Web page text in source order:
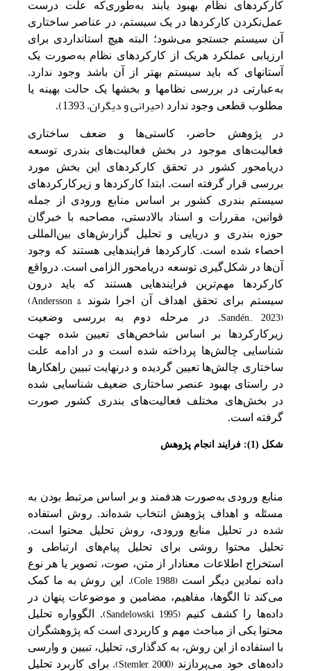
کارکردهای نظام بهبود یابند به‌طوری‌که علت درست
عمل‌نکردن کارکردها در یک سیستم، در عناصر ساختاری
آن سیستم جستجو می‌شود؛ البته هیچ استانداردی برای
ارزیابی عملکرد هریک از کارکردهای نظام به‌صورت یک
آستانه­ای که باید سیستم بهتر از آن باشد وجود ندارد.
به‌عبارتی در بررسی نظام­ها و بخش­ها یک حالت بهینه یا
مطلوب قطعی وجود ندارد (حیرانی و دیگران، 1393) .
در پژوهش حاضر، کاستی‌ها و ضعف ساختاری
فعالیت‌های موجود در بخش فعالیت‌های بندری توسعه
دریامحور کشور در تحقق کارکردهای این بخش مورد
بررسی قرار گرفته است. ابتدا کارکردها و زیرکارکردهای
سیستم‌ بندری کشور بر اساس منابع ورودی از جمله
قوانین‌، مقررات و اسناد بالادستی‌، مصاحبه‌ با خبرگان
حوزه بندری و دریایی‌ و تحلیل‌ گزارش‌های بین‌المللی‌
احصاء شده است. کارکردها فرایندهایی هستند که وجود
آن‌ها در شکل‌گیری توسعه دریامحور الزامی است. درواقع
کارکردها مهم‌ترین فرایندهایی هستند که باید درون
سیستم برای تحقق اهداف آن اجرا شوند(Andersson &
Sandén., 2023). در مرحله دوم به‌ بررسی‌ وضعیت‌
زیرکارکردها بر اساس شاخص‌های تعیین شده جهت‌
شناسایی‌ چالش‌ها پرداخته شده است و در ادامه علت
ساختاری چالش‌ها تعیین گردیده و درنهایت تبیین‌ راهکارها
در راستای بهبود عنصر ساختاری ضعیف شناسایی شده
در بخش‌های مختلف‌ فعالیت‌های بندری کشور صورت
گرفته است.
شکل (1): فرایند انجام پژوهش
منابع ورودی به‌صورت هدفمند و بر اساس مرتبط بودن به
مسئله و اهداف پژوهش انتخاب شده‌اند. روش استفاده
شده در تحلیل منابع ورودی، روش تحلیل محتوا است.
تحلیل محتوا روشی برای تحلیل پیام‌های ارتباطی و
استخراج اطلاعات معنادار از متن، صوت، تصویر یا هر نوع
داده نمادین دیگر است(Cole, 1988). این روش به ما کمک
می‌کند تا الگوها، مفاهیم، مضامین و موضوعات پنهان در
داده‌ها را کشف کنیم (Sandelowski, 1995). الگوواره تحلیل
محتوا یکی از مباحث مهم و کاربردی است که پژوهشگران
با استفاده از این روش، به کدگذاری، تحلیل، تبیین و وارسی
داده‌های خود می‌پردازند (Stemler, 2000). برای کاربرد تحلیل